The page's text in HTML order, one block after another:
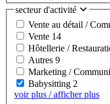
secteur d'activité
Vente au détail /
Vente 14
Hôtellerie /
Autres 9
Marketing /
Babysitting 2
voir plus / afficher plus